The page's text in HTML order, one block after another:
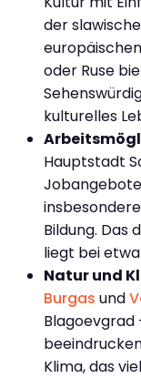
der
oder Ruse
kulturelles
Hauptstadt
Bildung.
liegt bei
Natur und
Burgas und
Blagoevgrad
Klima, das